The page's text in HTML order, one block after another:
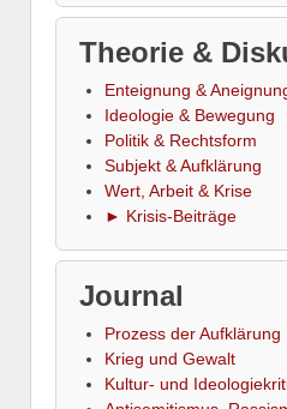
Theorie &
Enteignung &
Ideologie & Bewegung
Politik & Rechtsform
Subjekt & Aufklärung
Wert, Arbeit & Krise
► Krisis-Beiträge
Journal
Prozess der Aufklärung
Krieg und Gewalt
Kultur- und